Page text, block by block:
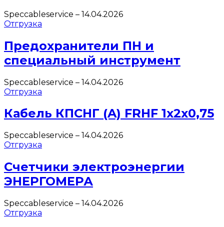
Speccableservice – 14.04.2026
Отгрузка
Предохранители ПН и
специальный инструмент
Speccableservice – 14.04.2026
Отгрузка
Кабель КПСНГ (A) FRHF 1х2х0,75
Speccableservice – 14.04.2026
Отгрузка
Счетчики электроэнергии
ЭНЕРГОМЕРА
Speccableservice – 14.04.2026
Отгрузка